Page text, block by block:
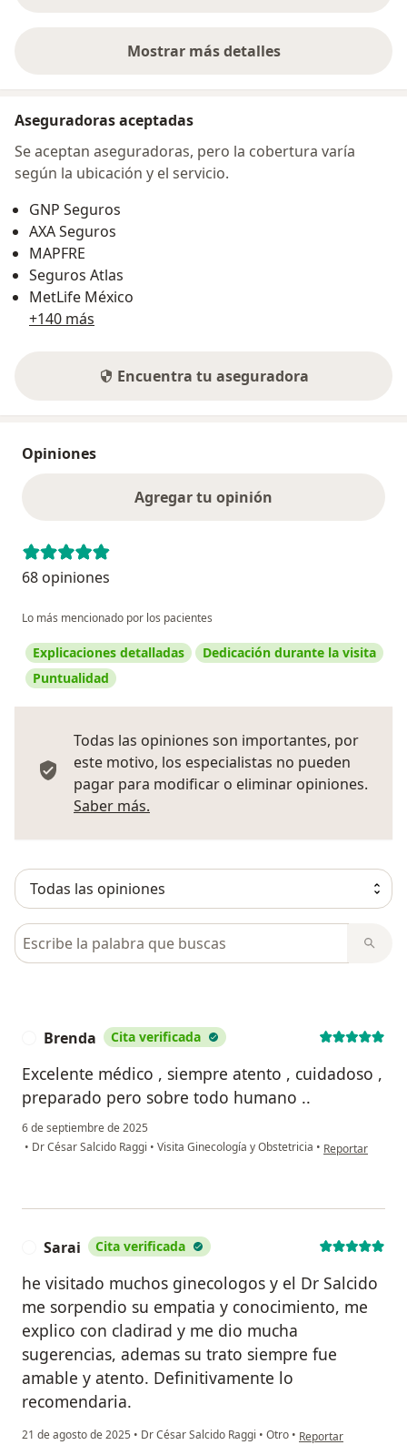
Mostrar más detalles
sobre la dirección
Aseguradoras aceptadas
Se aceptan aseguradoras, pero la cobertura varía
según la ubicación y el servicio.
GNP Seguros
AXA Seguros
MAPFRE
Seguros Atlas
MetLife México
+140 más
Encuentra tu aseguradora
Opiniones
Agregar tu opinión
68 opiniones
Lo más mencionado por los pacientes
Explicaciones detalladas
Dedicación durante la visita
Puntualidad
Todas las opiniones son importantes, por
este motivo, los especialistas no pueden
pagar para modificar o eliminar opiniones.
Saber más.
Busca en opiniones
Brenda Cita verificada
Excelente médico , siempre atento , cuidadoso ,
preparado pero sobre todo humano ..
6 de septiembre de 2025
• Dr César Salcido Raggi • Visita Ginecología y Obstetricia • en opinión del
Reportar
Sarai Cita verificada
he visitado muchos ginecologos y el Dr Salcido
me sorpendio su empatia y conocimiento, me
explico con cladirad y me dio mucha
sugerencias, ademas su trato siempre fue
amable y atento. Definitivamente lo
recomendaria.
21 de agosto de 2025 • Dr César Salcido Raggi • Otro • en opinión del
Reportar